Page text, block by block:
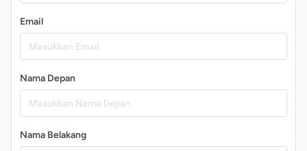
Email
Nama Depan
Nama Belakang